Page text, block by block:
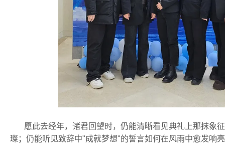
愿此去经年，诸君回望时，仍能清晰看见典礼上那抹象
璨；仍能听见致辞中"成就梦想"的誓言如何在风雨中愈发响